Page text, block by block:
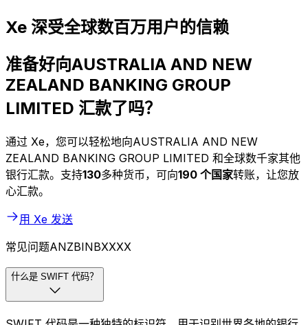
Xe 深受全球数百万用户的信赖
准备好向AUSTRALIA AND NEW
ZEALAND BANKING GROUP
LIMITED 汇款了吗？
通过 Xe，您可以轻松地向AUSTRALIA AND NEW
ZEALAND BANKING GROUP LIMITED 和全球数千家其他
银行汇款。支持130多种货币，可向190 个国家转账，让您放
心汇款。
用 Xe 发送
常见问题ANZBINBXXXX
什么是 SWIFT 代码？